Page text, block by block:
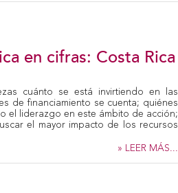
en cifras: Costa Rica
cuánto se está invirtiendo en las
de financiamiento se cuenta; quiénes
el liderazgo en este ámbito de acción;
el mayor impacto de los recursos
» LEER MÁS...